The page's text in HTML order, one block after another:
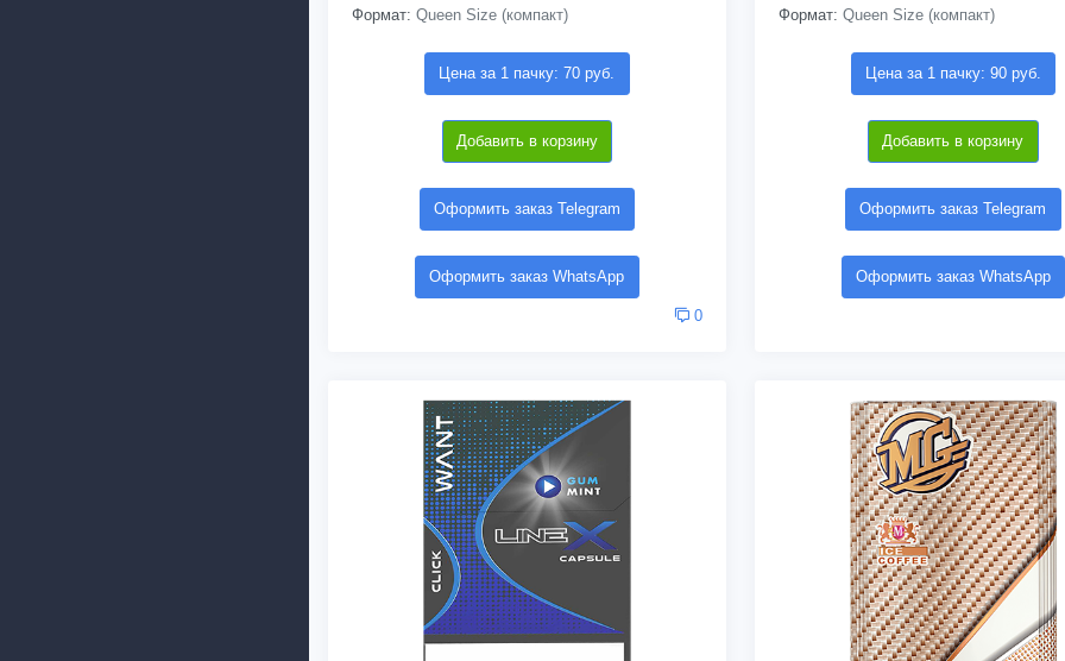
Формат: Queen Size (компакт)
Цена за 1 пачку: 70 руб.
Добавить в корзину
Оформить заказ Telegram
Оформить заказ WhatsApp
0
Формат: Queen Size (компакт)
Цена за 1 пачку: 90 руб.
Добавить в корзину
Оформить заказ Telegram
Оформить заказ WhatsApp